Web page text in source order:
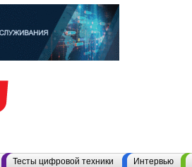
Тесты цифровой техники Интервью